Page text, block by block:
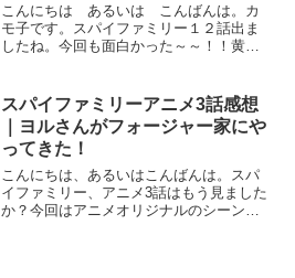
ン！
こんにちは あるいは こんばんは。カ
モ子です。スパイファミリー１２話出ま
したね。今回も面白かった～～！！黄昏
っそくあらすじからどうぞー。
SPY×FAMILYスパイファ...
スパイファミリーアニメ3話感想
｜ヨルさんがフォージャー家にや
ってきた！
こんにちは、あるいはこんばんは。スパ
イファミリー、アニメ3話はもう見ました
か？今回はアニメオリジナルのシーンが